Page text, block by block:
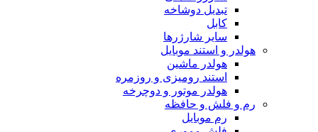
تبدیل دوشاخه
کابل
سایر شارژرها
هولدر و استند موبایل
هولدر ماشین
استند رومیزی و روزمره
هولدر موتور و دوچرخه
رم و فلش و حافظه
رم موبایل